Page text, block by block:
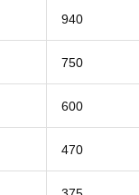
940
750
600
470